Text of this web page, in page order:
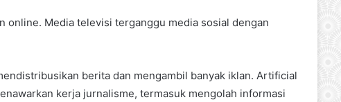
Media televisi terganggu media sosial dengan
berita dan mengambil banyak iklan. Artificial
kerja jurnalisme, termasuk mengolah informasi